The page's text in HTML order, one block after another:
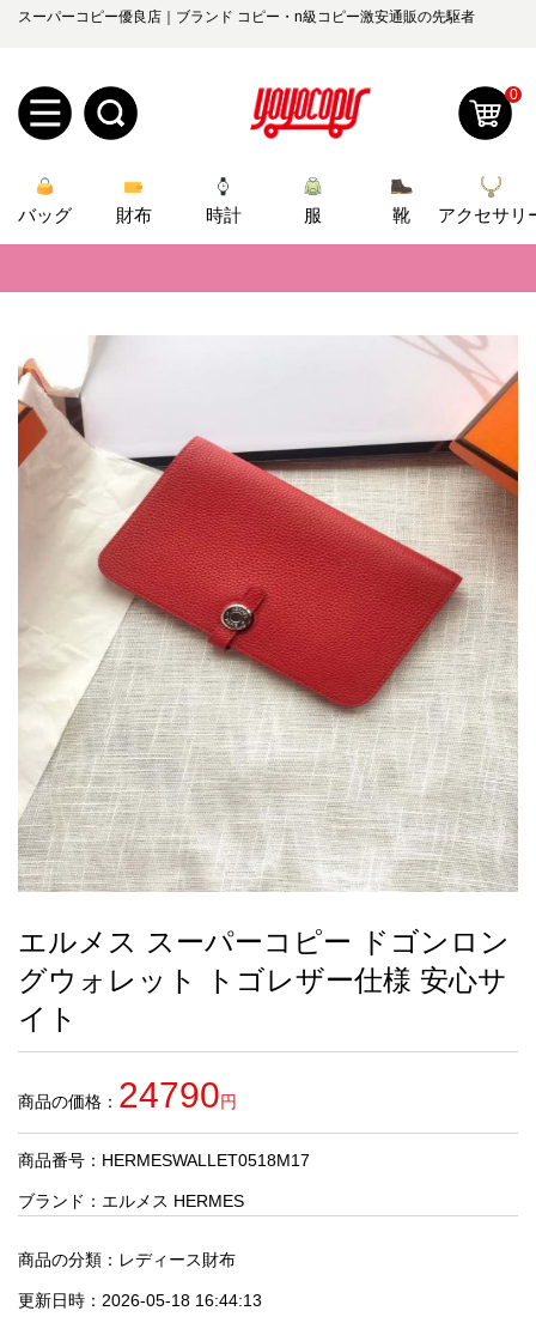
スーパーコピー優良店｜ブランド コピー・n級コピー激安通販の先駆者
規
ザ
ロ
ン
オ
理
yoyocopys@gmail.com
2026人気特集
バッグ
財布
時計
服
ズボン
衣装セット
靴
住まい用品
アクセサリー
ベルト
スカーフ
アイフォーンケ
小物
最
新
製
品
す
め
商
人
気
商
0
バッグ 財布 時計 服 靴 アクセサリ
新作入荷！ルイ・ヴィトンスーパーコピー バッグ最新モデルが登場。
📢 当店は正真正銘のn級スーパーコピーのみ取扱い。最高品質の再現度を
2026春の新作続々更新中！期間中のご注文でお得な割引をご利用いただ
新作入荷！ルイ・ヴィトンスーパーコピー バッグ最新モデルが登場。
エルメス スーパーコピー ドゴンロン
グウォレット トゴレザー仕様 安心サ
イト
商品の価格： 24790円
商品番号：HERMESWALLET0518M17
ブランド： エルメス HERMES
商品の分類： レディース財布
更新日時：2026-05-18 16:44:13